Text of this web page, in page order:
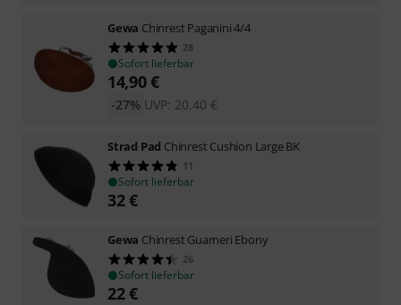
Gewa Chinrest Paganini 4/4
28
Sofort lieferbar
14,90€
UVP: 20,40 €
-27%
Strad Pad Chinrest Cushion Large BK
11
Sofort lieferbar
32€
Gewa Chinrest Guarneri Ebony
26
Sofort lieferbar
22€